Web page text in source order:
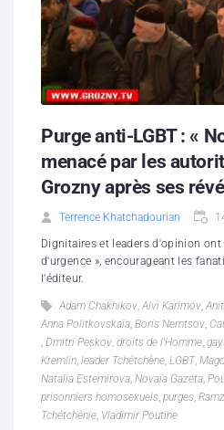
Contacts
Hébergement solidaire
Purge anti-LGBT : «
menacé par les
Grozny après ses
Terrence Khatchadourian
Dignitaires et leaders d'opinion
d'urgence », encourageant les
l'éditeur.
Adam Chakhikov, Alvi Karimov,
Anna Politkovskaïa, Boris Nemtsov,
, Dmitri Peskov, droits de l'Homme,
Kremlin, leader Tchétchène, LGBT,
Natalia Estemirova, Novaïa Gazeta,
prisonniers homosexuels, purges,
Tchétchénie, Vladimir Poutine